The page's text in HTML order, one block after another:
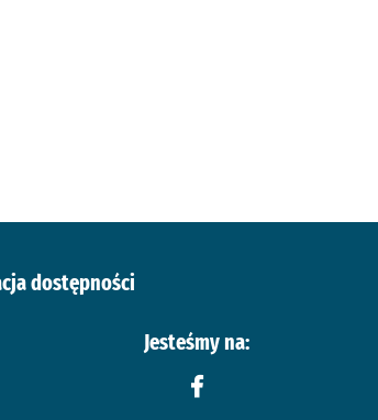
dostępności
Jesteśmy na: